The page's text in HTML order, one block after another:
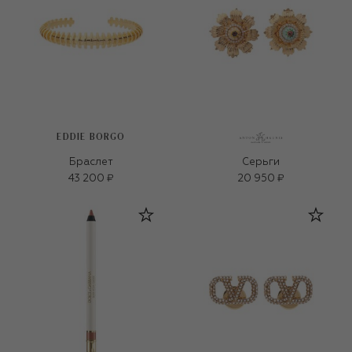
EDDIE BORGO
Браслет
43 200 ₽
Серьги
20 950 ₽